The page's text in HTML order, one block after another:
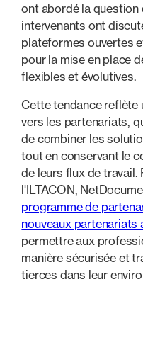
ont abordé la
intervenants ont
plateformes ouvertes
pour la mise en place
flexibles et évolutives.
Cette tendance reflète
vers les partenariats,
de combiner les
tout en conservant le
de leurs flux de travail.
l'ILTACON,
programme de
nouveaux partenariats
permettre aux
manière sécurisée et
tierces dans leur